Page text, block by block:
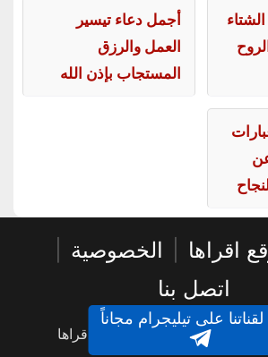
أجمل دعاء تيسير
العمل والرزق
المستجاب بإذن الله
اقراها الخصوصية
اتصل بنا
- 2026 - اقراها
على تيليجرام مجاناً